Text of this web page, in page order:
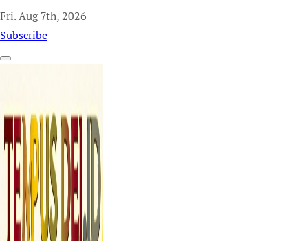
Fri. Aug 7th, 2026
Subscribe